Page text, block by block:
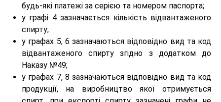
будь-які платежі за серією та номером паспорта;
у графі 4 зазначається кількість відвантаженого
спирту;
у графах 5, 6 зазначаються відповідно вид та код
відвантаженого спирту згідно з додатком до
Наказу №49;
у графах 7, 8 зазначаються відповідно вид та код
продукції, на виробництво якої отримується